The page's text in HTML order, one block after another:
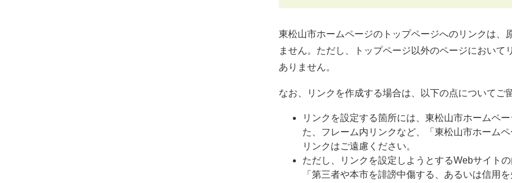
東松山市ホームページのトップページへのリンクは、
ません。ただし、トップページ以外のページにおい
ありません。
なお、リンクを作成する場合は、以下の点についてご
リンクを設定する箇所には、東松山市ホームペ
た、フレーム内リンクなど、「東松山市ホーム
リンクはご遠慮ください。
ただし、リンクを設定しようとするWebサイト
「第三者や本市を誹謗中傷する、あるいは信用